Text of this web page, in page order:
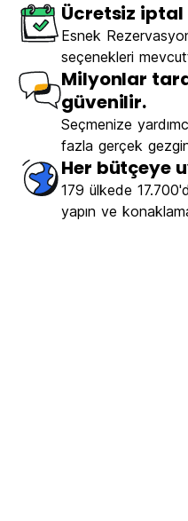
Ücretsiz iptal
Esnek
seçenekleri
Milyonlar
güvenilir.
Seçmenize
fazla gerçek
Her bütçeye
179 ülkede
yapın ve